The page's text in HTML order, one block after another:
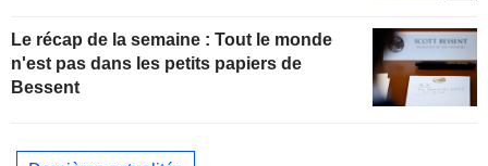
Le récap de la semaine : Tout le monde
n'est pas dans les petits papiers de
Bessent